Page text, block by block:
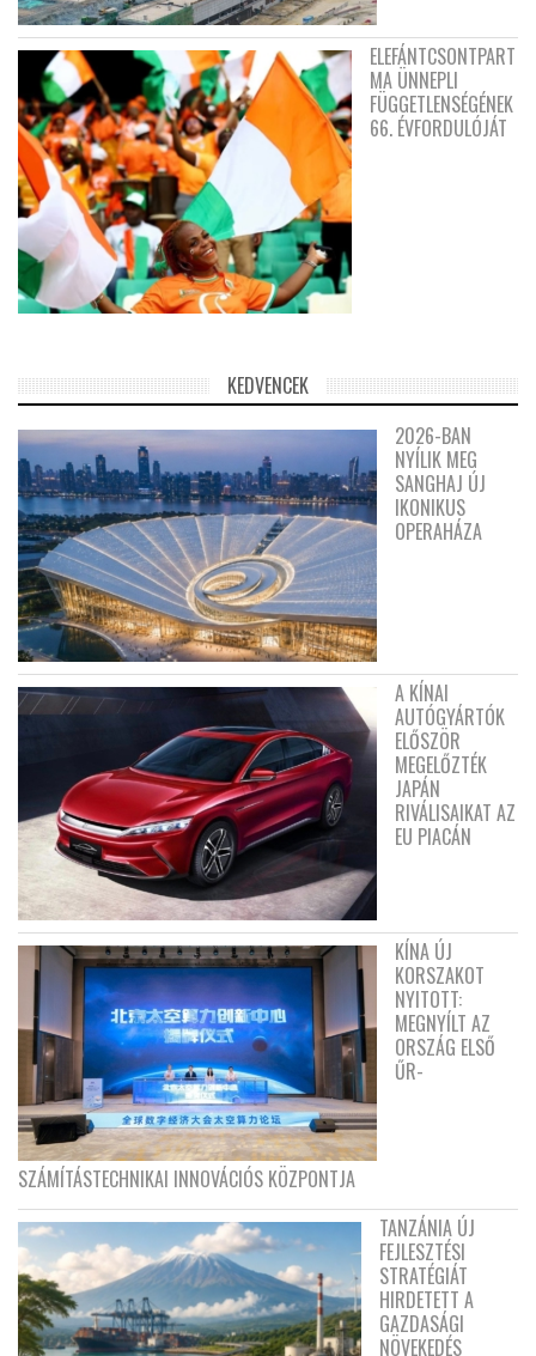
ELEFÁNTCSONTPART
MA ÜNNEPLI
FÜGGETLENSÉGÉNEK
66. ÉVFORDULÓJÁT
KEDVENCEK
2026-BAN
NYÍLIK MEG
SANGHAJ ÚJ
IKONIKUS
OPERAHÁZA
A KÍNAI
AUTÓGYÁRTÓK
ELŐSZÖR
MEGELŐZTÉK
JAPÁN
RIVÁLISAIKAT AZ
EU PIACÁN
KÍNA ÚJ
KORSZAKOT
NYITOTT:
MEGNYÍLT AZ
ORSZÁG ELSŐ
ŰR-
SZÁMÍTÁSTECHNIKAI INNOVÁCIÓS KÖZPONTJA
TANZÁNIA ÚJ
FEJLESZTÉSI
STRATÉGIÁT
HIRDETETT A
GAZDASÁGI
NÖVEKEDÉS